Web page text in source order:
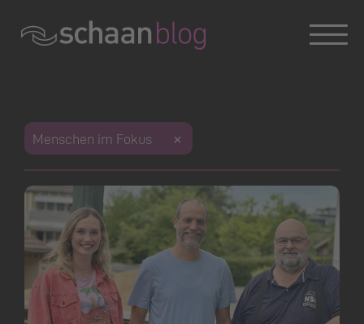
Menschen im Fokus